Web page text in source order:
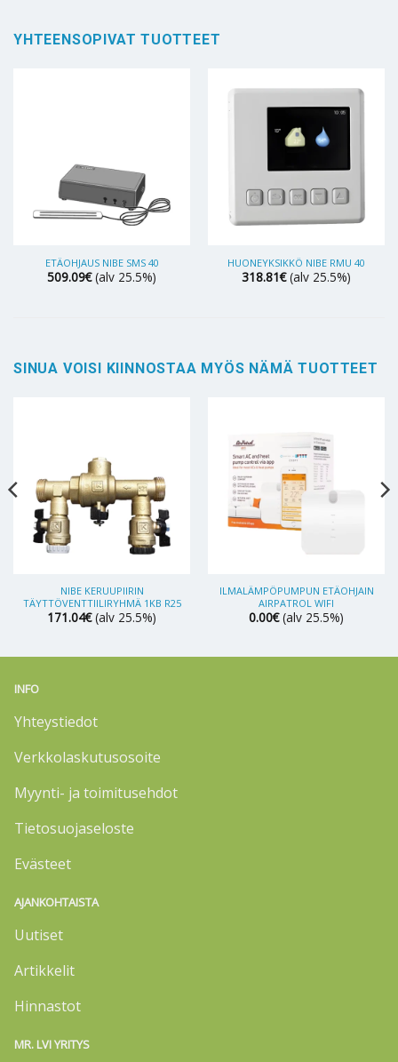
YHTEENSOPIVAT TUOTTEET
ETÄOHJAUS NIBE SMS 40
509.09€ (alv 25.5%)
HUONEYKSIKKÖ NIBE RMU 40
318.81€ (alv 25.5%)
SINUA VOISI KIINNOSTAA MYÖS NÄMÄ TUOTTEET
NIBE KERUUPIIRIN
TÄYTTÖVENTTIILIRYHMÄ 1KB R25
171.04€ (alv 25.5%)
ILMALÄMPÖPUMPUN ETÄOHJAIN
AIRPATROL WIFI
0.00€ (alv 25.5%)
INFO
Yhteystiedot
Verkkolaskutusosoite
Myynti- ja toimitusehdot
Tietosuojaseloste
Evästeet
AJANKOHTAISTA
Uutiset
Artikkelit
Hinnastot
MR. LVI YRITYS